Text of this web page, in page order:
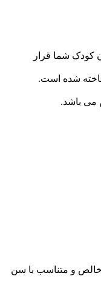
شما قرار
شده است.
باشد.
و متناسب با سن